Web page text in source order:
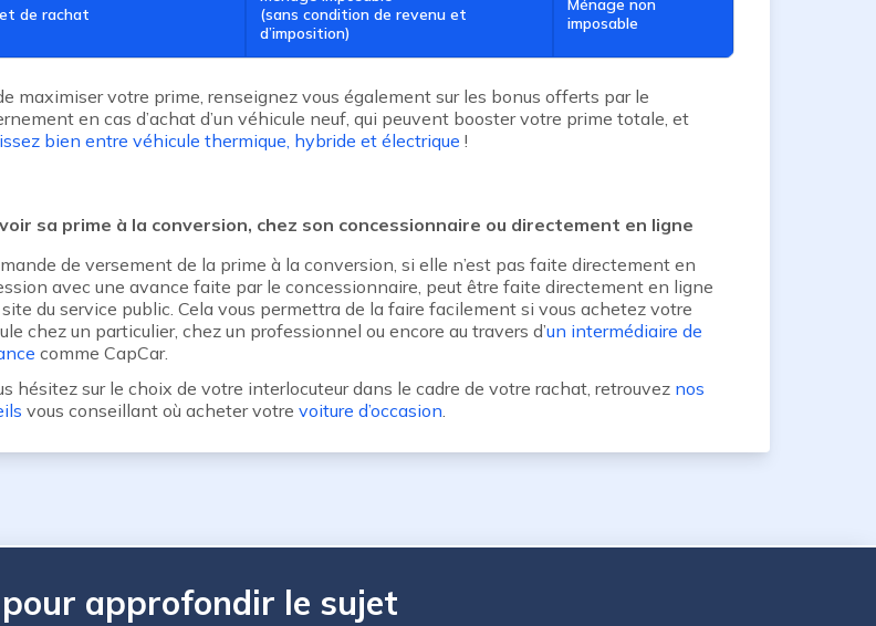
de rachat
(sans condition de revenu et
d’imposition)
Ménage non
imposable
maximiser votre prime, renseignez vous également sur les bonus offerts par le
en cas d’achat d’un véhicule neuf, qui peuvent booster votre prime totale, et
bien entre véhicule thermique, hybride et électrique !
sa prime à la conversion, chez son concessionnaire ou directement en ligne
de versement de la prime à la conversion, si elle n’est pas faite directement en
avec une avance faite par le concessionnaire, peut être faite directement en ligne
site du service public. Cela vous permettra de la faire facilement si vous achetez votre
chez un particulier, chez un professionnel ou encore au travers d’un intermédiaire de
comme CapCar.
hésitez sur le choix de votre interlocuteur dans le cadre de votre rachat, retrouvez nos
vous conseillant où acheter votre voiture d’occasion.
approfondir le sujet